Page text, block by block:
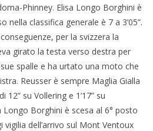
Phinney. Elisa Longo Borghini è
nella classifica generale è 7 a 3’05”.
per la svizzera la
girato la testa verso destra per
spalle e ha urtato una moto che
Reusser è sempre Maglia Gialla
su Vollering e 1’17” su
Longo Borghini è scesa al 6° posto
vigilia dell’arrivo sul Mont Ventoux